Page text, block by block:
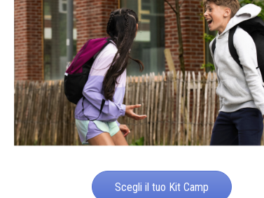
Scegli il tuo Kit Camp